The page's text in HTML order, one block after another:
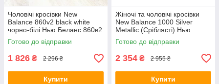
Чоловічі кросівки New
Balance 860v2 black white
чорно-білі Нью Беланс 860в2
комбіновані матеріали сітка
демісезон для хлопців
Готово до відправки
1 826 ₴ 2 296 ₴
Купити
Жіночі та чоловічі кросівки
New Balance 1000 Silver
Metallic (Сріблясті) Нью
Баланс 1000 текстиль сітка
унісекс демісезон
Готово до відправки
2 354 ₴ 2 955 ₴
Купити